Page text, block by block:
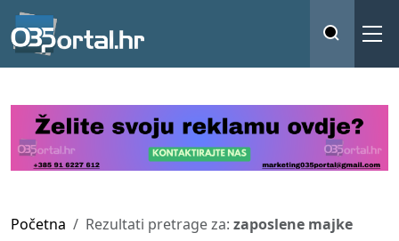
Početna Rezultati pretrage za: zaposlene majke